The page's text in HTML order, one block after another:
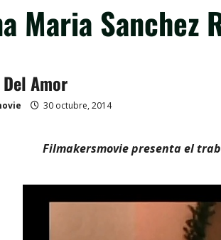
Maria Sanchez
Amor
30 octubre, 2014
Filmakersmovie presenta el